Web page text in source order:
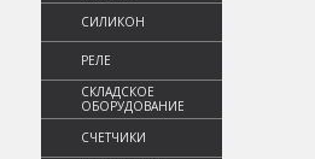
СИЛИКОН
РЕЛЕ
СКЛАДСКОЕ
ОБОРУДОВАНИЕ
СЧЕТЧИКИ